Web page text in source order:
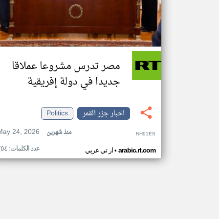
مصر تدرس مشروعا عملاقا
جديدا في دولة إفريقية
اخبار جزر القمر
Politics
24, 2026
منذ شهرين NH91ES
ار تي عربي• arabic.rt.com عدد الكلمات: ٢٥٤